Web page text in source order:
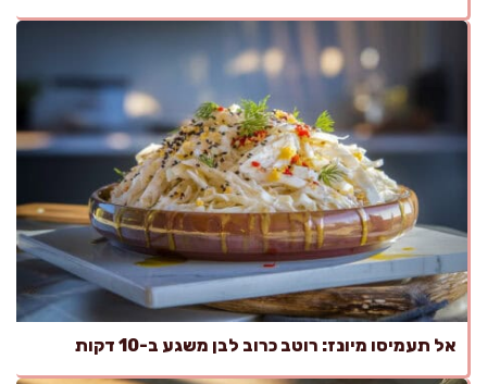
אל תעמיסו מיונז: רוטב כרוב לבן משגע ב-10 דקות